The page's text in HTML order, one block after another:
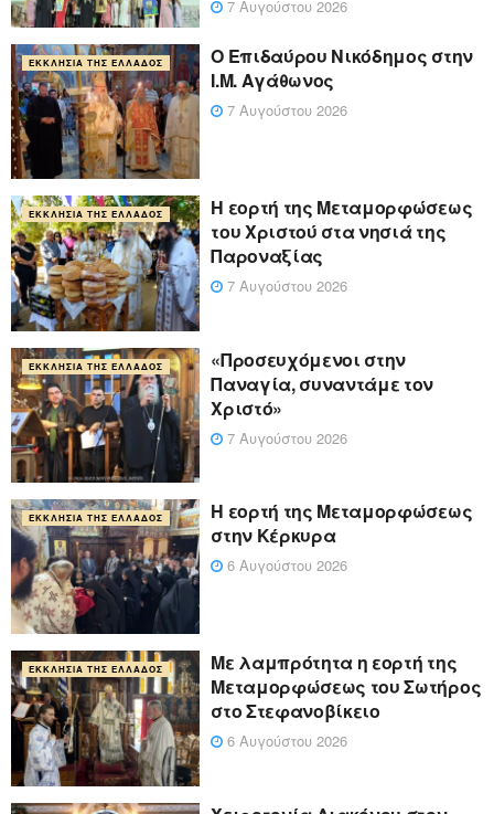
7 Αυγούστου 2026
ΕΚΚΛΗΣΊΑ ΤΗΣ ΕΛΛΆΔΟΣ
Ο Επιδαύρου Νικόδημος στην
Ι.Μ. Αγάθωνος
7 Αυγούστου 2026
ΕΚΚΛΗΣΊΑ ΤΗΣ ΕΛΛΆΔΟΣ
Η εορτή της Μεταμορφώσεως
του Χριστού στα νησιά της
Παροναξίας
7 Αυγούστου 2026
ΕΚΚΛΗΣΊΑ ΤΗΣ ΕΛΛΆΔΟΣ
«Προσευχόμενοι στην
Παναγία, συναντάμε τον
Χριστό»
7 Αυγούστου 2026
ΕΚΚΛΗΣΊΑ ΤΗΣ ΕΛΛΆΔΟΣ
Η εορτή της Μεταμορφώσεως
στην Κέρκυρα
6 Αυγούστου 2026
ΕΚΚΛΗΣΊΑ ΤΗΣ ΕΛΛΆΔΟΣ
Με λαμπρότητα η εορτή της
Μεταμορφώσεως του Σωτήρος
στο Στεφανοβίκειο
6 Αυγούστου 2026